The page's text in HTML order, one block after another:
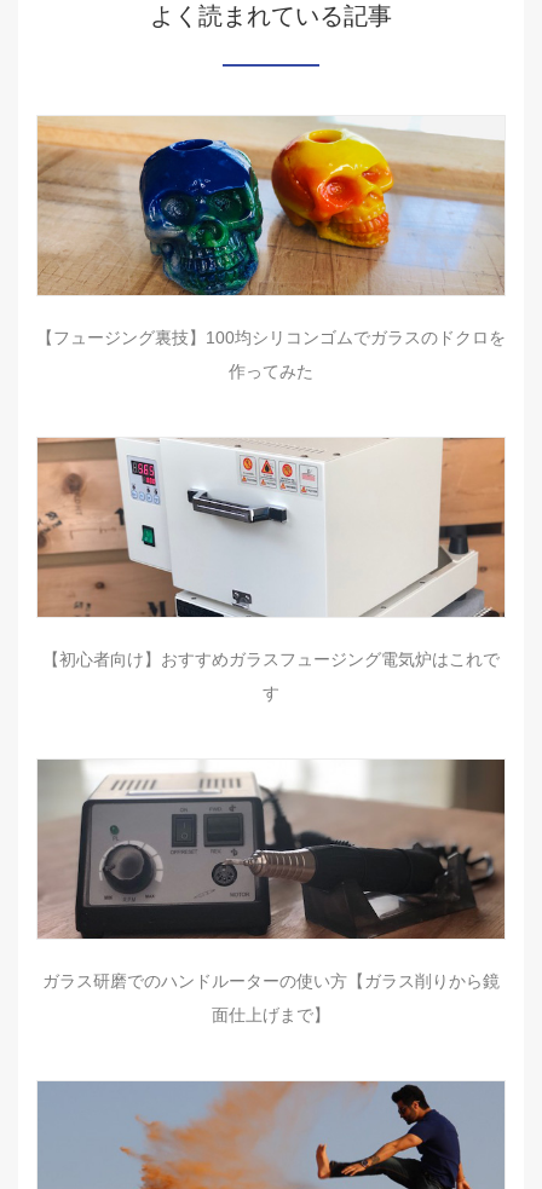
よく読まれている記事
【フュージング裏技】100均シリコンゴムでガラスのドクロを
作ってみた
【初心者向け】おすすめガラスフュージング電気炉はこれで
す
ガラス研磨でのハンドルーターの使い方【ガラス削りから鏡
面仕上げまで】